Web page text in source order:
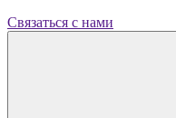
Связаться с нами